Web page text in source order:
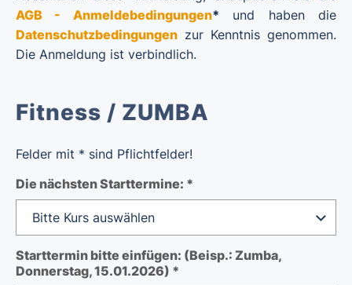
AGB - Anmeldebedingungen* und haben die
Datenschutzbedingungen zur Kenntnis genommen.
Die Anmeldung ist verbindlich.
Fitness / ZUMBA
Felder mit * sind Pflichtfelder!
Die nächsten Starttermine: *
Starttermin bitte einfügen: (Beisp.: Zumba,
Donnerstag, 15.01.2026) *